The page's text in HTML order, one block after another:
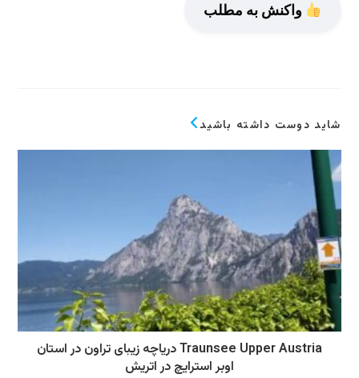
واکنش به مطلب
شاید دوست داشته باشید
Traunsee Upper Austria دریاچه زیبای تراون در استان
اوبر استرایچ در اتریش